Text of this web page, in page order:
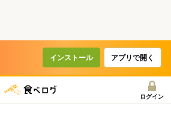
インストール アプリで開く
ログイン